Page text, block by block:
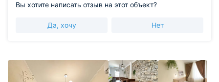
Вы хотите написать отзыв на этот объект?
Да, хочу Нет